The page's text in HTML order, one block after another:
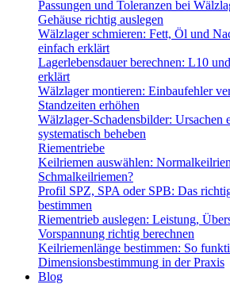
Passungen und Toleranzen bei
Gehäuse richtig auslegen
Wälzlager schmieren: Fett, Öl und
einfach erklärt
Lagerlebensdauer berechnen: L10
erklärt
Wälzlager montieren: Einbaufehler
Standzeiten erhöhen
Wälzlager-Schadensbilder: Ursachen
systematisch beheben
Riementriebe
Keilriemen auswählen:
Schmalkeilriemen?
Profil SPZ, SPA oder SPB: Das
bestimmen
Riementrieb auslegen: Leistung,
Vorspannung richtig berechnen
Keilriemenlänge bestimmen: So
Dimensionsbestimmung in der Praxis
Blog